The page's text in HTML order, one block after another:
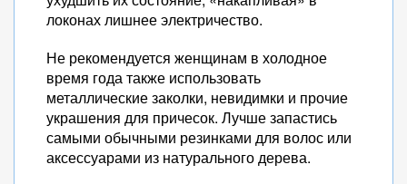
локонах лишнее электричество.
Не рекомендуется женщинам в холодное
время года также использовать
металлические заколки, невидимки и прочие
украшения для причесок. Лучше запастись
самыми обычными резинками для волос или
аксессуарами из натурального дерева.